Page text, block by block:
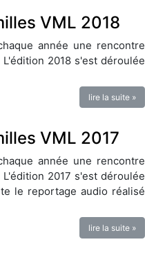
VML 2018
année une rencontre
2018 s'est déroulée
lire la suite »
VML 2017
année une rencontre
2017 s'est déroulée
le reportage audio réalisé
lire la suite »